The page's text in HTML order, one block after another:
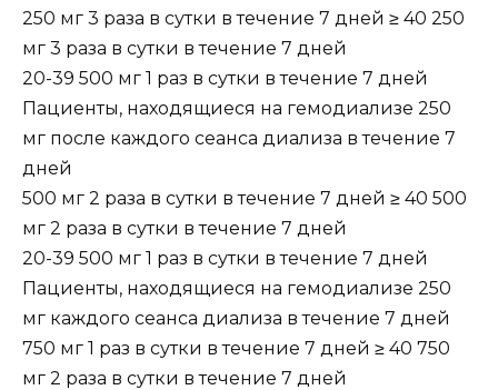
250 мг 3 раза в сутки в течение 7 дней ≥ 40 250
мг 3 раза в сутки в течение 7 дней
20-39 500 мг 1 раз в сутки в течение 7 дней
Пациенты, находящиеся на гемодиализе 250
мг после каждого сеанса диализа в течение 7
дней
500 мг 2 раза в сутки в течение 7 дней ≥ 40 500
мг 2 раза в сутки в течение 7 дней
20-39 500 мг 1 раз в сутки в течение 7 дней
Пациенты, находящиеся на гемодиализе 250
мг каждого сеанса диализа в течение 7 дней
750 мг 1 раз в сутки в течение 7 дней ≥ 40 750
мг 2 раза в сутки в течение 7 дней